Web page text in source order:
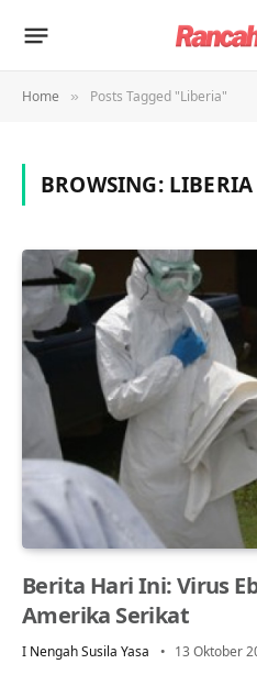
Home » Posts Tagged "Liberia"
BROWSING: LIBERIA
Berita Hari Ini: Virus
Amerika Serikat
I Nengah Susila Yasa 13 Oktober